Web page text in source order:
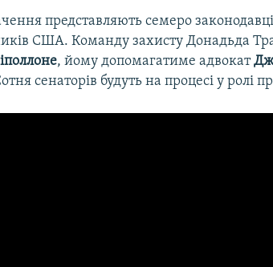
представляють семеро
США. Команду захисту Донадьда
, йому допомагатиме адвокат
сенаторів будуть на процесі у ролі